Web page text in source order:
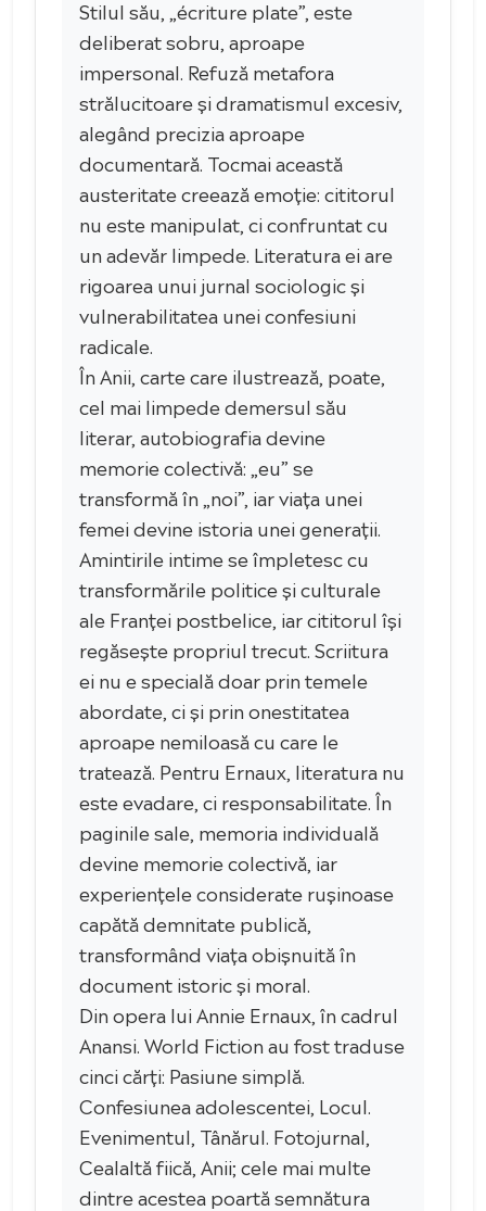
Stilul său, „écriture plate”, este
deliberat sobru, aproape
impersonal. Refuză metafora
strălucitoare și dramatismul excesiv,
alegând precizia aproape
documentară. Tocmai această
austeritate creează emoție: cititorul
nu este manipulat, ci confruntat cu
un adevăr limpede. Literatura ei are
rigoarea unui jurnal sociologic și
vulnerabilitatea unei confesiuni
radicale.
În Anii, carte care ilustrează, poate,
cel mai limpede demersul său
literar, autobiografia devine
memorie colectivă: „eu” se
transformă în „noi”, iar viața unei
femei devine istoria unei generații.
Amintirile intime se împletesc cu
transformările politice și culturale
ale Franței postbelice, iar cititorul își
regăsește propriul trecut. Scriitura
ei nu e specială doar prin temele
abordate, ci și prin onestitatea
aproape nemiloasă cu care le
tratează. Pentru Ernaux, literatura nu
este evadare, ci responsabilitate. În
paginile sale, memoria individuală
devine memorie colectivă, iar
experiențele considerate rușinoase
capătă demnitate publică,
transformând viața obișnuită în
document istoric și moral.
Din opera lui Annie Ernaux, în cadrul
Anansi. World Fiction au fost traduse
cinci cărți: Pasiune simplă.
Confesiunea adolescentei, Locul.
Evenimentul, Tânărul. Fotojurnal,
Cealaltă fiică, Anii; cele mai multe
dintre acestea poartă semnătura